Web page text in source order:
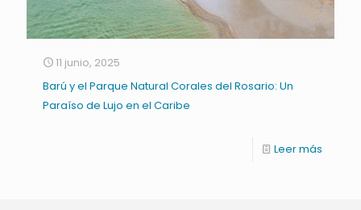
11 junio, 2025
Barú y el Parque Natural Corales del Rosario: Un
Paraíso de Lujo en el Caribe
Leer más